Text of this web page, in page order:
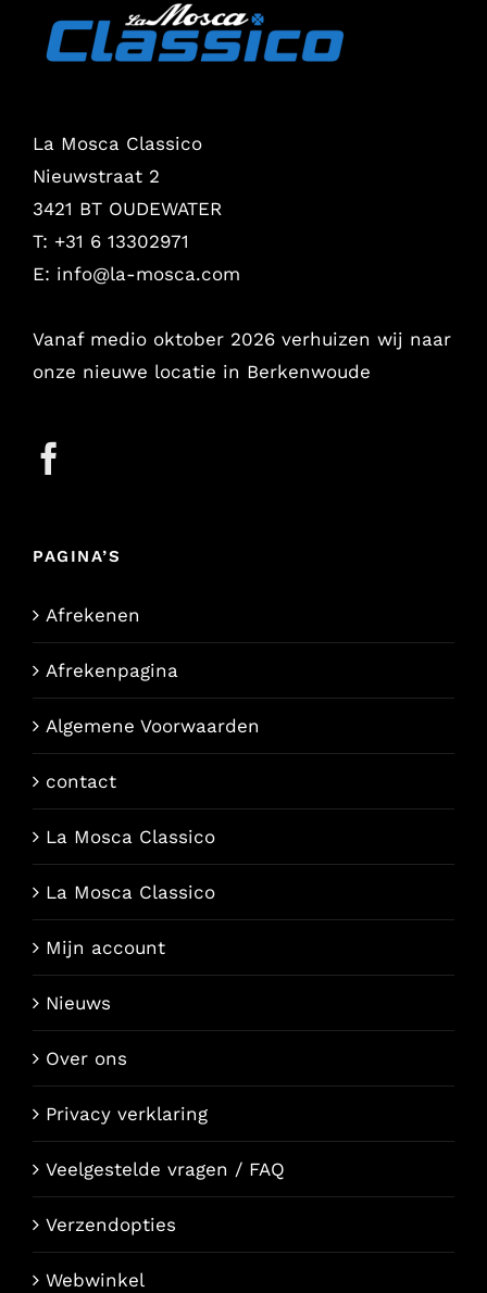
La Mosca Classico
Nieuwstraat 2
3421 BT OUDEWATER
T: +31 6 13302971
E: info@la-mosca.com
Vanaf medio oktober 2026 verhuizen wij naar
onze nieuwe locatie in Berkenwoude
PAGINA’S
Afrekenen
Afrekenpagina
Algemene Voorwaarden
contact
La Mosca Classico
La Mosca Classico
Mijn account
Nieuws
Over ons
Privacy verklaring
Veelgestelde vragen / FAQ
Verzendopties
Webwinkel